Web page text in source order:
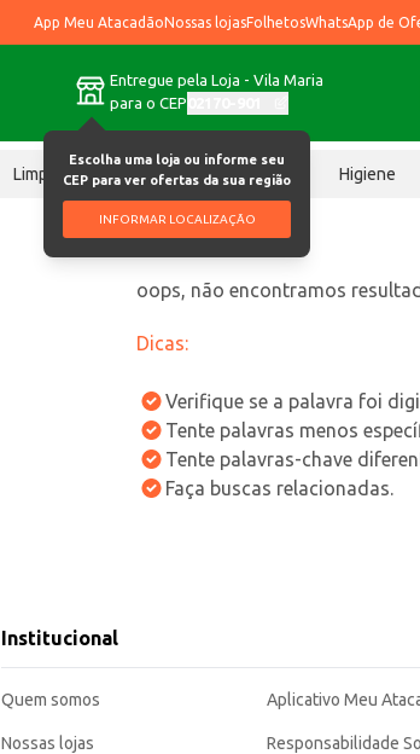
App Meu AtacadãoNossas lojasFolhetosWhatsApp de
Entregue pela Loja - Vila Maria
para o CEP
Escolha uma loja ou informe seu
CEP para ver ofertas da sua região
INFORMAR LOCALIZAÇÃO
Limpeza Chocolates Higiene
oops, não encontramos
Dicas:
Verifique se a palavra foi
Tente palavras menos
Tente palavras-chave
Faça buscas relacionadas.
Institucional
Quem somos
Nossas lojas
Aplicativo Meu
Responsabilidade